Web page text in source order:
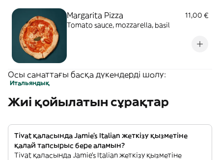
Margarita Pizza
11,00 €
Tomato sauce, mozzarella, basil
Осы санаттағы басқа дүкендерді шолу:
Итальяндық
Жиі қойылатын сұрақтар
Tivat қаласында Jamie's Italian жеткізу қызметіне
қалай тапсырыс бере аламын?
Tivat қаласында Jamie's Italian жеткізу қызметіне